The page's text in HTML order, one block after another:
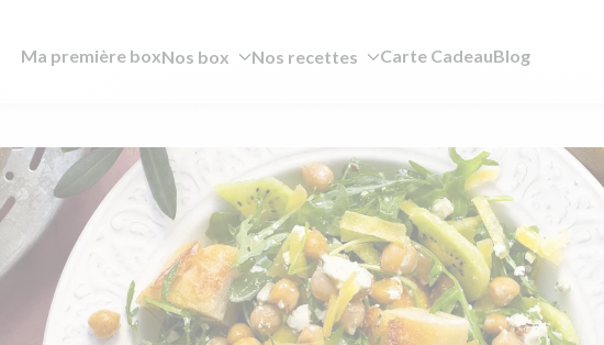
Ma première boxNos box Nos recettes Carte CadeauBlog